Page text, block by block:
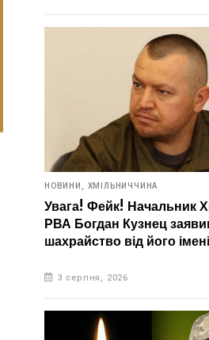
НОВИНИ, ХМІЛЬНИЧЧИНА
Увага! Фейк! Начальник
РВА Богдан Кузнец
шахрайство від його імені
3 серпня, 2026